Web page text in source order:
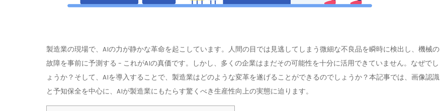
製造業の現場で、AIの力が静かな革命を起こしています。人間の目では見逃してしまう微細な不良品を瞬時に検出し、機械の
故障を事前に予測する – これがAIの真価です。しかし、多くの企業はまだその可能性を十分に活用できていません。なぜでし
ょうか？そして、AIを導入することで、製造業はどのような変革を遂げることができるのでしょうか？本記事では、画像認識
と予知保全を中心に、AIが製造業にもたらす驚くべき生産性向上の実態に迫ります。